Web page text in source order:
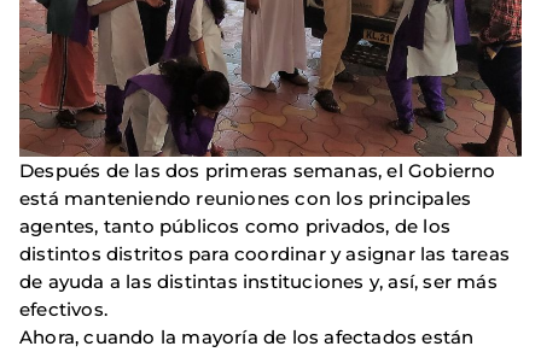
Después de las dos primeras semanas, el Gobierno
está manteniendo reuniones con los principales
agentes, tanto públicos como privados, de los
distintos distritos para coordinar y asignar las tareas
de ayuda a las distintas instituciones y, así, ser más
efectivos.
Ahora, cuando la mayoría de los afectados están